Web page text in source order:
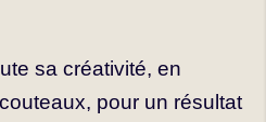
sa créativité, en
pour un résultat